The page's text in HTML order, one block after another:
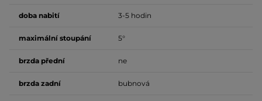
doba nabití 3-5 hodin
maximální stoupání 5°
brzda přední ne
brzda zadní bubnová